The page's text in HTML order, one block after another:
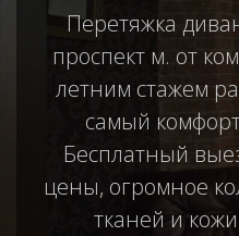
Перетяжка
проспект м. от
летним стажем
самый
Бесплатный
цены, огромное
тканей и